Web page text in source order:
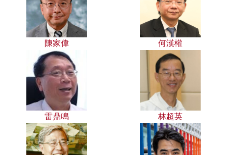
陳家偉 何漢權
雷鼎鳴 林超英